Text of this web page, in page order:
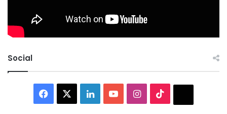
Social
Facebook LinkedInYouTubeInstagram